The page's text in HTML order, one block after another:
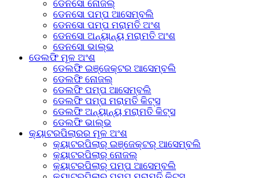
ଡେନସୋ ନୋଜଲ୍
ଡେନସୋ ପମ୍ପ ଆସେମ୍ବଲି
ଡେନସୋ ପମ୍ପ ମରାମତି ଅଂଶ
ଡେନସୋ ଅନ୍ୟାନ୍ୟ ମରାମତି ଅଂଶ
ଡେନସୋ ଭାଲ୍ଭ
ଡେଲଫି ମୂଳ ଅଂଶ
ଡେଲଫି ଇଞ୍ଜେକ୍ଟର ଆସେମ୍ବଲି
ଡେଲଫି ନୋଜଲ୍
ଡେଲଫି ପମ୍ପ ଆସେମ୍ବଲି
ଡେଲଫି ପମ୍ପ ମରାମତି କିଟ୍ସ
ଡେଲଫି ଅନ୍ୟାନ୍ୟ ମରାମତି କିଟ୍ସ
ଡେଲଫି ଭାଲ୍ଭ
କ୍ୟାଟରପିଲାରର ମୂଳ ଅଂଶ
କ୍ୟାଟରପିଲାର୍ ଇଞ୍ଜେକ୍ଟର୍ ଆସେମ୍ବଲି
କ୍ୟାଟରପିଲାର୍ ନୋଜଲ୍
କ୍ୟାଟରପିଲାର୍ ପମ୍ପ ଆସେମ୍ବଲି